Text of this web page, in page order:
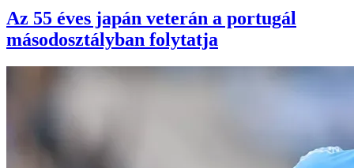
Az 55 éves japán veterán a portugál
másodosztályban folytatja